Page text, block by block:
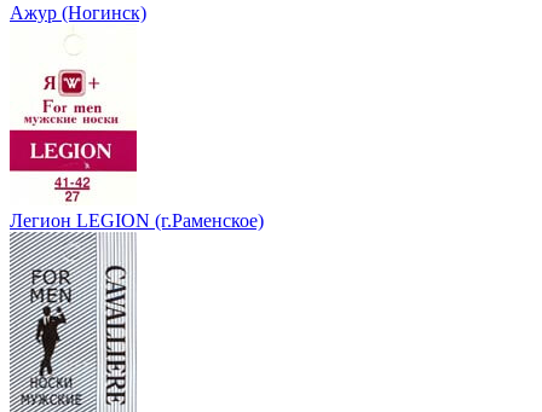
Ажур (Ногинск)
Легион LEGION (г.Раменское)